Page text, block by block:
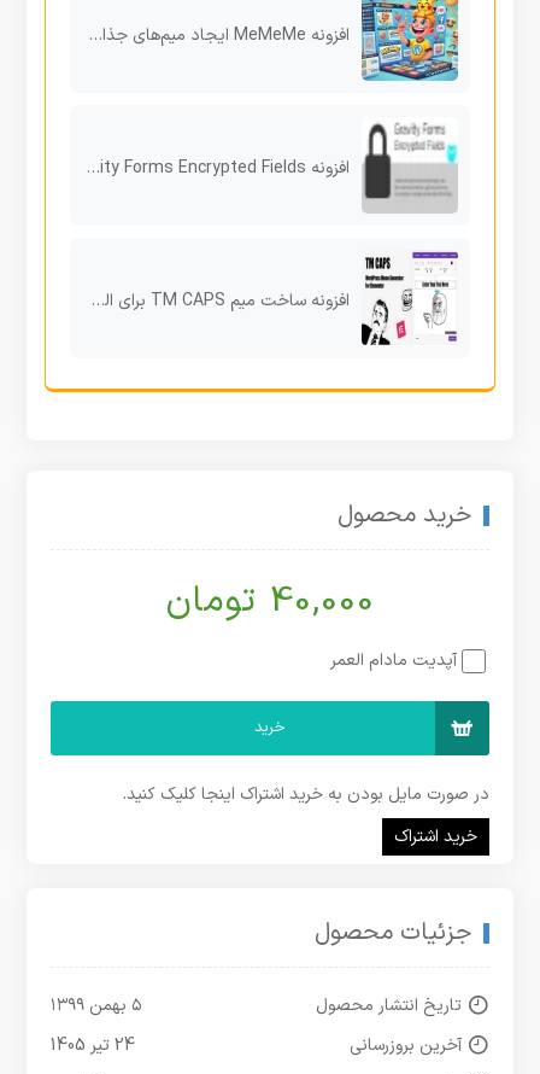
افزونه MeMeMe ایجاد میم‌های جذاب در وردپرس بدون نیاز به ابزار جانبی
افزونه Gravity Forms Encrypted Fields
افزونه ساخت میم TM CAPS برای المنتور
خرید محصول
40,000 تومان
آپدیت مادام العمر
خرید
در صورت مایل بودن به خرید اشتراک اینجا کلیک کنید.
خرید اشتراک
جزئیات محصول
تاریخ انتشار محصول
۵ بهمن ۱۳۹۹
آخرین بروزرسانی
24 تیر 1405